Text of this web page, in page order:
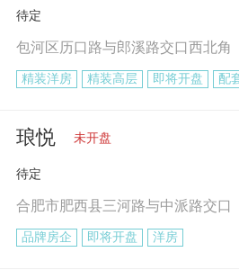
待定
包河区历口路与郎溪路交口西北角
精装洋房 精装高层 即将开盘 配
琅悦 未开盘
待定
合肥市肥西县三河路与中派路交口
品牌房企 即将开盘 洋房